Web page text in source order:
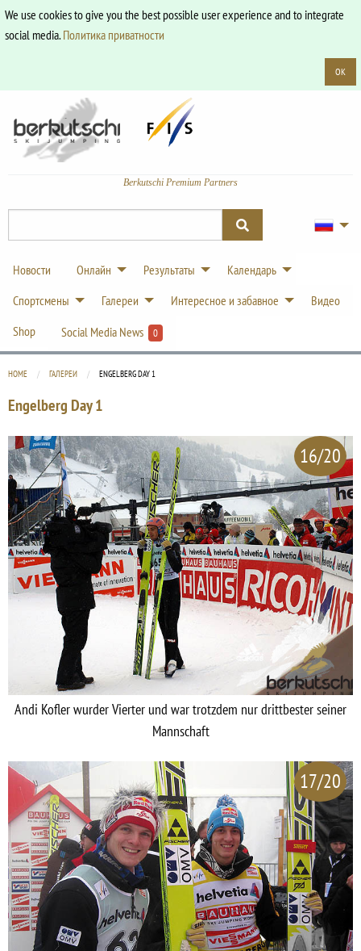
We use cookies to give you the best possible user experience and to integrate
social media.Политика приватности
OK
Berkutschi Premium Partners
Новости Онлайн Результаты
Календарь
Спортсмены
Галереи Интересное и забавное
Видео
Shop
Social Media News 0
HOME ГАЛЕРЕИ CURRENT:
ENGELBERG DAY 1
Engelberg Day 1
16/20
Andi Kofler wurder Vierter und war trotzdem nur drittbester seiner
Mannschaft
17/20